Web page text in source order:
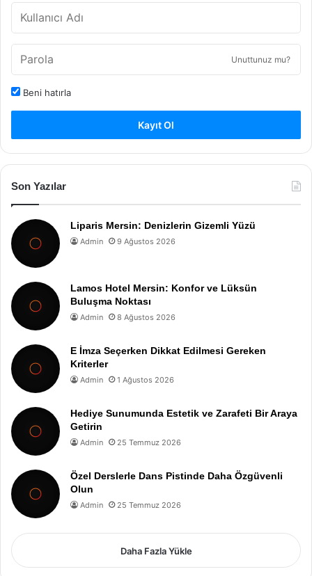
Unuttunuz mu?
Beni hatırla
Kayıt Ol
Son Yazılar
Liparis Mersin: Denizlerin Gizemli Yüzü
Admin 9 Ağustos 2026
Lamos Hotel Mersin: Konfor ve Lüksün
Buluşma Noktası
Admin 8 Ağustos 2026
E İmza Seçerken Dikkat Edilmesi Gereken
Kriterler
Admin 1 Ağustos 2026
Hediye Sunumunda Estetik ve Zarafeti Bir Araya
Getirin
Admin 25 Temmuz 2026
Özel Derslerle Dans Pistinde Daha Özgüvenli
Olun
Admin 25 Temmuz 2026
Daha Fazla Yükle